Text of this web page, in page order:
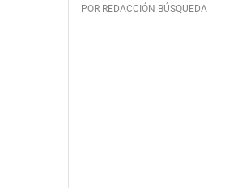
POR REDACCIÓN BÚSQUEDA